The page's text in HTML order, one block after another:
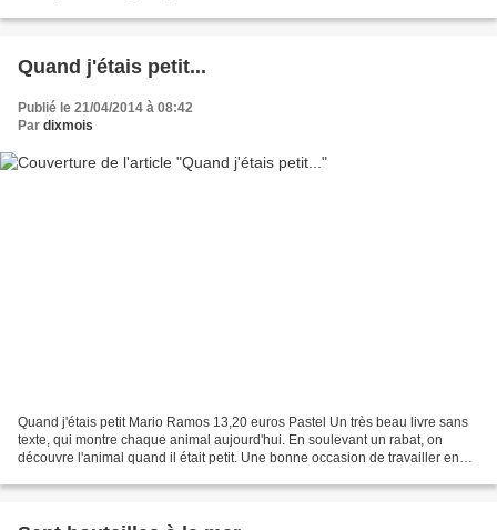
Quand j'étais petit...
Publié le 21/04/2014 à 08:42
Par dixmois
Quand j'étais petit Mario Ramos 13,20 euros Pastel Un très beau livre sans
texte, qui montre chaque animal aujourd'hui. En soulevant un rabat, on
découvre l'animal quand il était petit. Une bonne occasion de travailler en